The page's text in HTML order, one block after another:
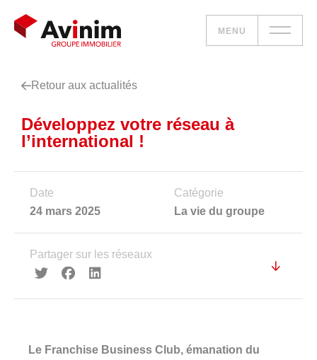
MENU
Vos besoins
Nos solutions
Le groupe
Réalisations
Nous rejoindre
À propos
Retour aux actualités
Développez votre réseau à
l’international !
Date
24 mars 2025
Catégorie
La vie du groupe
Partager sur les réseaux
Le Franchise Business Club, émanation du